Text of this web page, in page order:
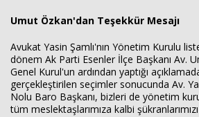
Umut Özkan'dan Teşekkür Mesajı
Avukat Yasin Şamlı'nın Yönetim Kurulu
dönem Ak Parti Esenler İlçe Başkanı Av.
Genel Kurul'un ardından yaptığı
gerçekleştirilen seçimler sonucunda Av.
Nolu Baro Başkanı, bizleri de yönetim
tüm meslektaşlarımıza kalbi